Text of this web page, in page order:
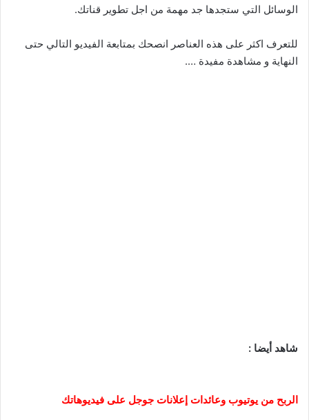
الوسائل التي ستجدها جد مهمة من اجل تطوير قناتك.
للتعرف اكثر على هذه العناصر انصحك بمتابعة الفيديو التالي حتى
النهاية و مشاهدة مفيدة ….
شاهد أيضا :
الربح من يوتيوب وعائدات إعلانات جوجل على فيديوهاتك